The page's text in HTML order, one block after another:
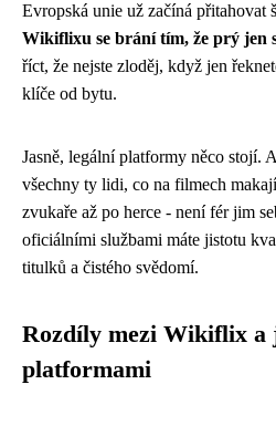
Evropská unie už začíná přitahovat
Wikiflixu se brání tím, že prý jen
říct, že nejste zloděj, když jen
klíče od bytu.
Jasně, legální platformy něco stojí.
všechny ty lidi, co na filmech
zvukaře až po herce - není fér jim
oficiálními službami máte jistotu
titulků a čistého svědomí.
Rozdíly mezi Wikiflix a
platformami